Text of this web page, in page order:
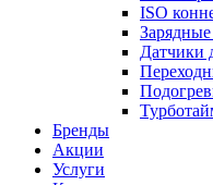
ISO
Зарядные
Датчики
Бренды
Акции
Услуги